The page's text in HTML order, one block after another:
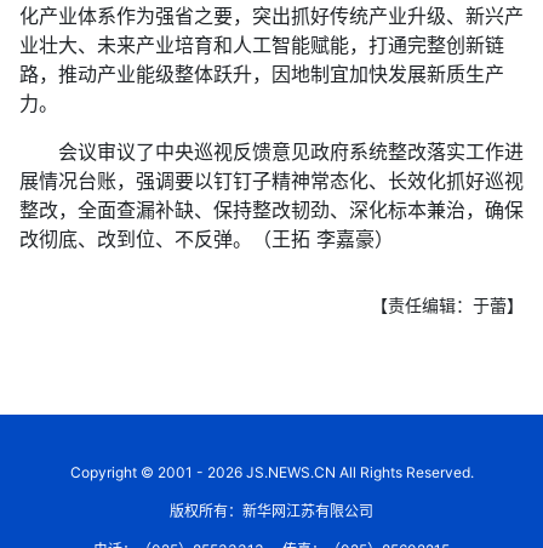
化产业体系作为强省之要，突出抓好传统产业升级、新兴产
业壮大、未来产业培育和人工智能赋能，打通完整创新链
路，推动产业能级整体跃升，因地制宜加快发展新质生产
力。
会议审议了中央巡视反馈意见政府系统整改落实工作进
展情况台账，强调要以钉钉子精神常态化、长效化抓好巡视
整改，全面查漏补缺、保持整改韧劲、深化标本兼治，确保
改彻底、改到位、不反弹。（王拓 李嘉豪）
【责任编辑：于蕾】
Copyright © 2001 - 2026 JS.NEWS.CN All Rights Reserved.
版权所有：新华网江苏有限公司